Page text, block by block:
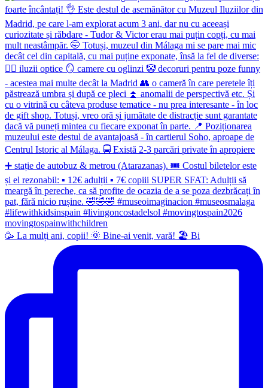
🥳 La mulți ani, copii! 🌞 Bine-ai venit, vară! 🏖 Bi